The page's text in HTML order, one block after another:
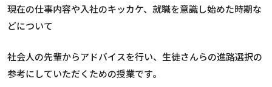
現在の仕事内容や入社のキッカケ、就職を意識し始めた時期な
どについて
社会人の先輩からアドバイスを行い、生徒さんらの進路選択の
参考にしていただくための授業です。